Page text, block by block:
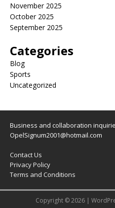
November 2025
October 2025
September 2025
Categories
Blog
Sports
Uncategorized
Business and collaboration
OpelSignum2001@hotmail.com
Contact Us
Privacy Policy
Terms and Conditions
Copyright © 2026 |